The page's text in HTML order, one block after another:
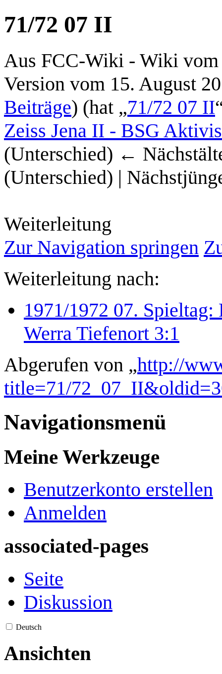
71/72 07 II
Aus FCC-Wiki - Wiki vom
Version vom 15. August
Beiträge) (hat „71/72 07 II
Zeiss Jena II - BSG
(Unterschied) ←
(Unterschied) |
Weiterleitung
Zur Navigation springen
Weiterleitung nach:
1971/1972 07.
Werra Tiefenort 3:1
Abgerufen von „http://
title=71/
Navigationsmenü
Meine Werkzeuge
Benutzerkonto erstellen
Anmelden
associated-pages
Seite
Diskussion
Deutsch
Ansichten